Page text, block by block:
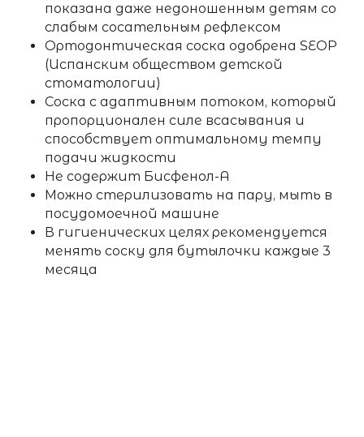
показана даже недоношенным детям со
слабым сосательным рефлексом
Ортодонтическая соска одобрена SEOP
(Испанским обществом детской
стоматологии)
Соска с адаптивным потоком, который
пропорционален силе всасывания и
способствует оптимальному темпу
подачи жидкости
Не содержит Бисфенол-А
Можно стерилизовать на пару, мыть в
посудомоечной машине
В гигиенических целях рекомендуется
менять соску для бутылочки каждые 3
месяца